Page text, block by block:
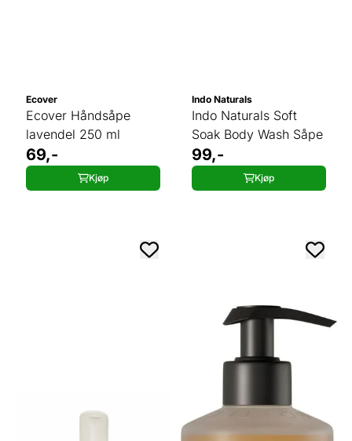
Ecover
Ecover Håndsåpe
lavendel 250 ml
69,-
Kjøp
Indo Naturals
Indo Naturals Soft
Soak Body Wash Såpe
99,-
Kjøp